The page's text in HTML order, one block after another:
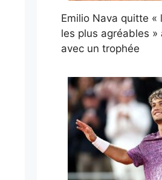
Emilio Nava quitte «
les plus agréables »
avec un trophée